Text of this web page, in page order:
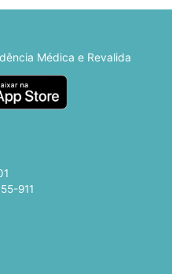
Médica e Revalida
911